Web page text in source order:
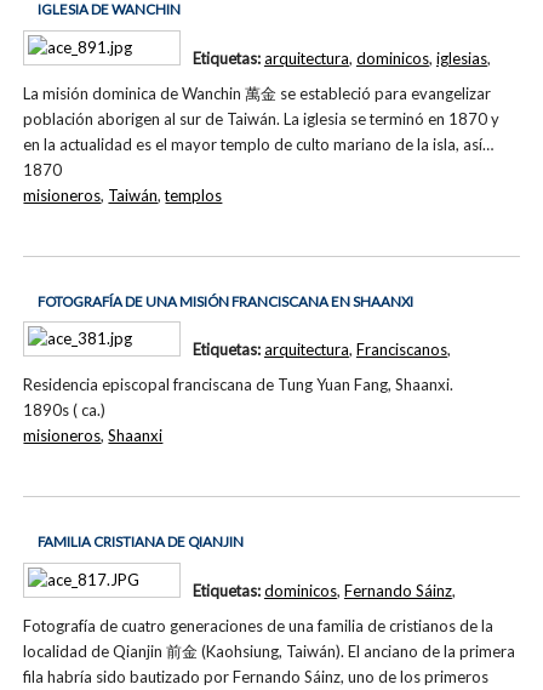
IGLESIA DE WANCHIN
La misión dominica de Wanchin 萬金 se estableció para evangelizar
población aborigen al sur de Taiwán. La iglesia se terminó en 1870 y
en la actualidad es el mayor templo de culto mariano de la isla, así…
1870
Etiquetas:arquitectura, dominicos, iglesias,
misioneros, Taiwán,templos
FOTOGRAFÍA DE UNA MISIÓN FRANCISCANA EN SHAANXI
Residencia episcopal franciscana de Tung Yuan Fang, Shaanxi.
1890s ( ca.)
Etiquetas:arquitectura, Franciscanos,
misioneros,Shaanxi
FAMILIA CRISTIANA DE QIANJIN
Fotografía de cuatro generaciones de una familia de cristianos de la
localidad de Qianjin 前金 (Kaohsiung, Taiwán). El anciano de la primera
fila habría sido bautizado por Fernando Sáinz, uno de los primeros
Etiquetas:dominicos, Fernando Sáinz,